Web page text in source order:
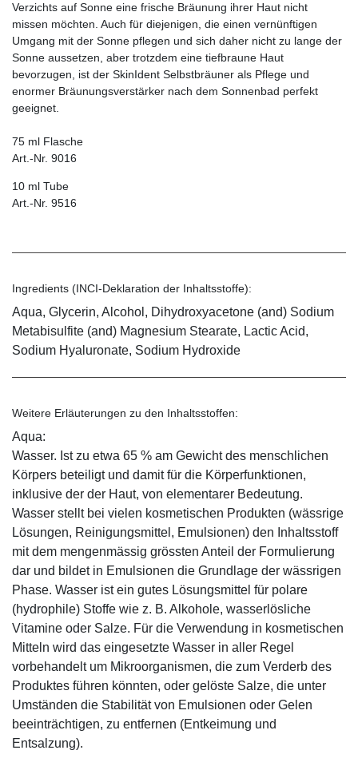
Verzichts auf Sonne eine frische Bräunung ihrer Haut nicht
missen möchten. Auch für diejenigen, die einen vernünftigen
Umgang mit der Sonne pflegen und sich daher nicht zu lange der
Sonne aussetzen, aber trotzdem eine tiefbraune Haut
bevorzugen, ist der SkinIdent Selbstbräuner als Pflege und
enormer Bräunungsverstärker nach dem Sonnenbad perfekt
geeignet.
75 ml Flasche
Art.-Nr. 9016
10 ml Tube
Art.-Nr. 9516
Ingredients (INCI-Deklaration der Inhaltsstoffe):
Aqua, Glycerin, Alcohol, Dihydroxyacetone (and) Sodium
Metabisulfite (and) Magnesium Stearate, Lactic Acid,
Sodium Hyaluronate, Sodium Hydroxide
Weitere Erläuterungen zu den Inhaltsstoffen:
Aqua:
Wasser. Ist zu etwa 65 % am Gewicht des menschlichen
Körpers beteiligt und damit für die Körperfunktionen,
inklusive der der Haut, von elementarer Bedeutung.
Wasser stellt bei vielen kosmetischen Produkten (wässrige
Lösungen, Reinigungsmittel, Emulsionen) den Inhaltsstoff
mit dem mengenmässig grössten Anteil der Formulierung
dar und bildet in Emulsionen die Grundlage der wässrigen
Phase. Wasser ist ein gutes Lösungsmittel für polare
(hydrophile) Stoffe wie z. B. Alkohole, wasserlösliche
Vitamine oder Salze. Für die Verwendung in kosmetischen
Mitteln wird das eingesetzte Wasser in aller Regel
vorbehandelt um Mikroorganismen, die zum Verderb des
Produktes führen könnten, oder gelöste Salze, die unter
Umständen die Stabilität von Emulsionen oder Gelen
beeinträchtigen, zu entfernen (Entkeimung und
Entsalzung).